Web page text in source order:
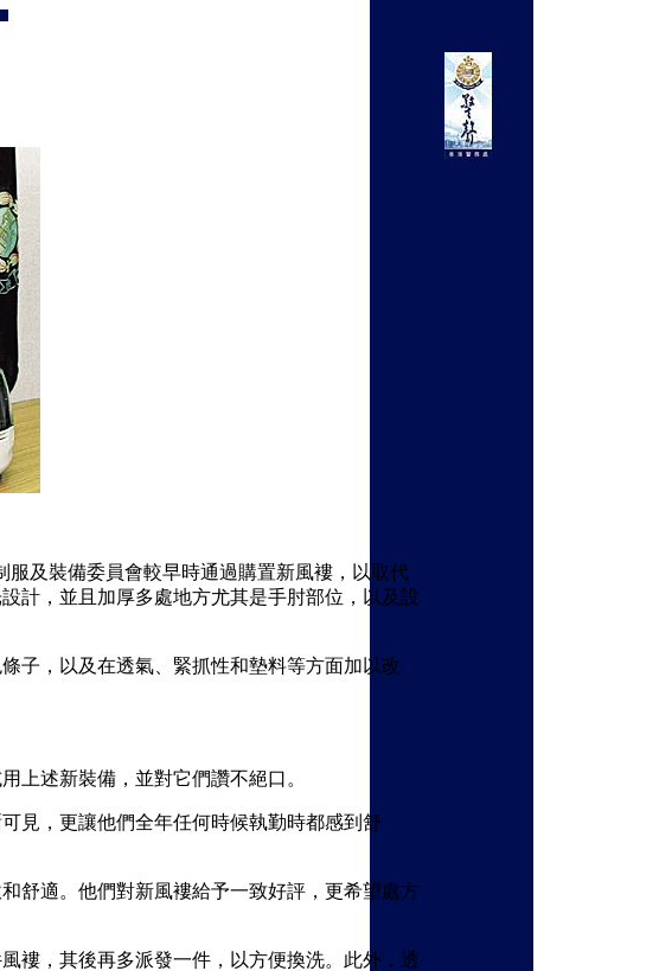
服及裝備委員會較早時通過購置新風褸，以取代
計，並且加厚多處地方尤其是手肘部位，以及設
子，以及在透氣、緊抓性和墊料等方面加以改
上述新裝備，並對它們讚不絕口。
見，更讓他們全年任何時候執勤時都感到舒
舒適。他們對新風褸給予一致好評，更希望處方
褸，其後再多派發一件，以方便換洗。此外，透